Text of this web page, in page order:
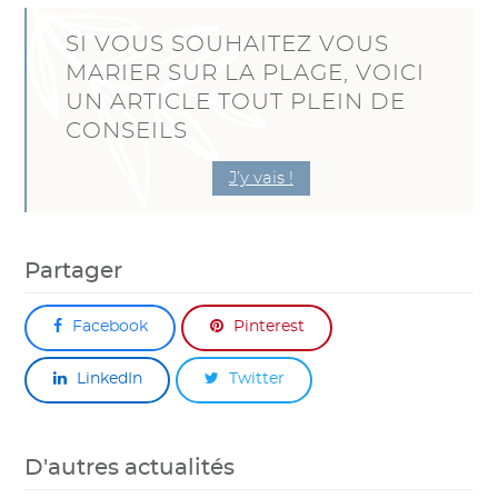
SI VOUS SOUHAITEZ VOUS
MARIER SUR LA PLAGE, VOICI
UN ARTICLE TOUT PLEIN DE
CONSEILS
J’y vais !
Partager
Facebook Pinterest
LinkedIn Twitter
D'autres actualités